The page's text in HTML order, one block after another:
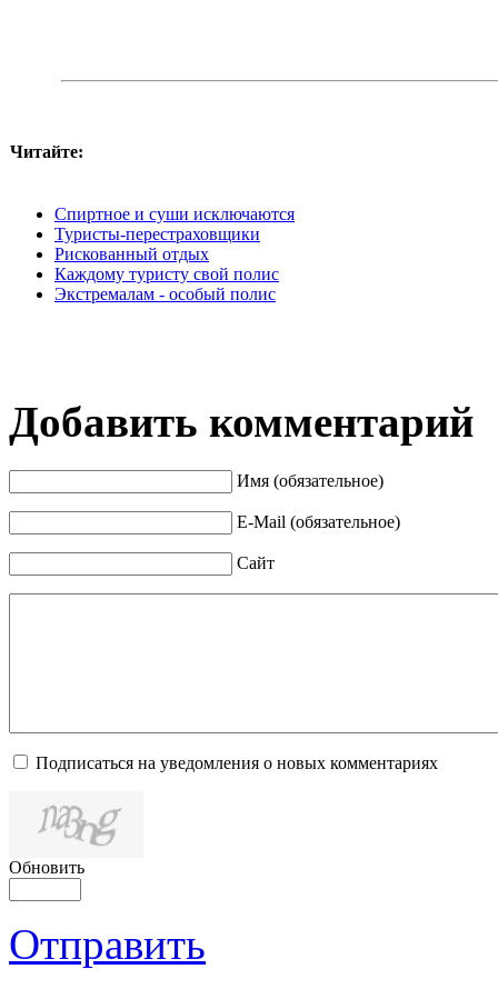
Читайте:
Спиртное и суши исключаются
Туристы-перестраховщики
Рискованный отдых
Каждому туристу свой полис
Экстремалам - особый полис
Добавить комментарий
Имя (обязательное)
E-Mail (обязательное)
Сайт
Подписаться на уведомления о новых комментариях
Обновить
Отправить